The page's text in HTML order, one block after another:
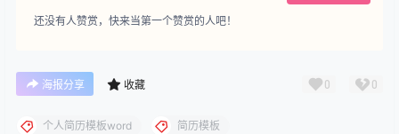
还没有人赞赏，快来当第一个赞赏的人吧！
海报分享 收藏 0 0
个人简历模板word 简历模板